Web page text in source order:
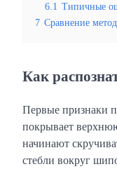
6.1 Типичные
7 Сравнение
Как
Первые признаки
покрывает
начинают
стебли вокруг